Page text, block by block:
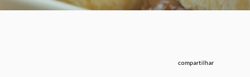
compartilhar